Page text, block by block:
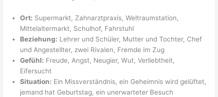
Ort: Supermarkt, Zahnarztpraxis, Weltraumstation,
Mittelaltermarkt, Schulhof, Fahrstuhl
Beziehung: Lehrer und Schüler, Mutter und Tochter, Chef
und Angestellter, zwei Rivalen, Fremde im Zug
Gefühl: Freude, Angst, Neugier, Wut, Verliebtheit,
Eifersucht
Situation: Ein Missverständnis, ein Geheimnis wird gelüftet,
jemand hat Geburtstag, ein unerwarteter Besuch